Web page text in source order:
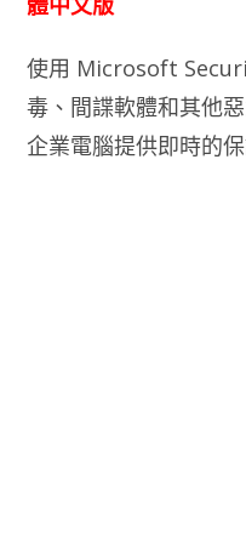
使用 Microsoft
毒、間諜軟體和其他
企業電腦提供即時的保